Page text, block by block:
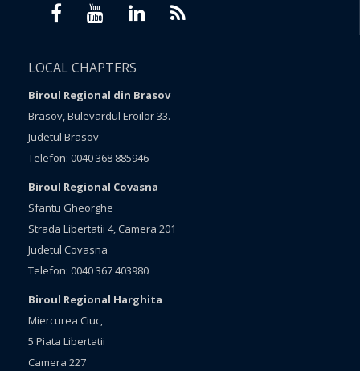
LOCAL CHAPTERS
Biroul Regional din Brasov
Brasov, Bulevardul Eroilor 33.
Judetul Brasov
Telefon: 0040 368 885946
Biroul Regional Covasna
Sfantu Gheorghe
Strada Libertatii 4, Camera 201
Judetul Covasna
Telefon: 0040 367 403980
Biroul Regional Harghita
Miercurea Ciuc,
5 Piata Libertatii
Camera 227